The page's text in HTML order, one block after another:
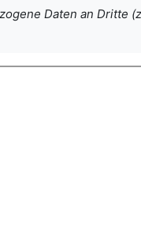
Daten an Dritte